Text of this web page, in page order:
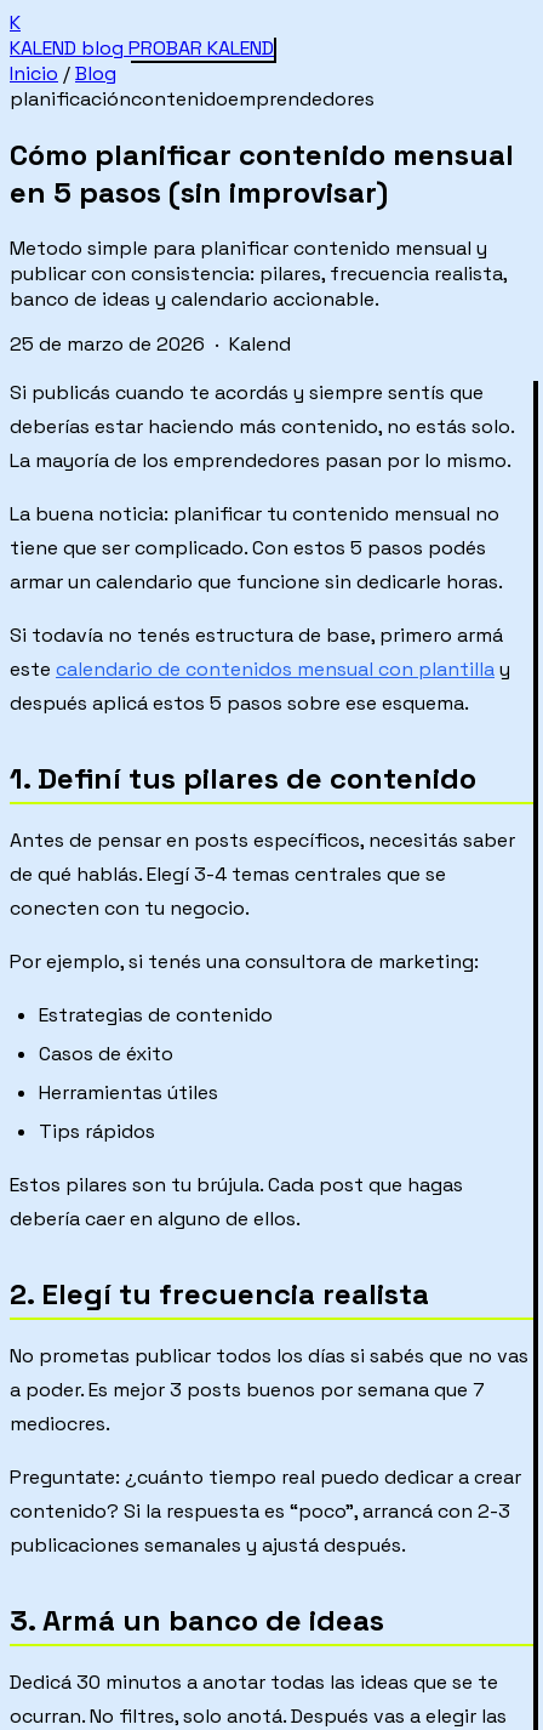
K
KALEND blog PROBAR KALEND
Inicio /Blog
planificacióncontenidoemprendedores
Cómo planificar contenido mensual
en 5 pasos (sin improvisar)
Metodo simple para planificar contenido mensual y
publicar con consistencia: pilares, frecuencia realista,
banco de ideas y calendario accionable.
25 de marzo de 2026 · Kalend
Si publicás cuando te acordás y siempre sentís que
deberías estar haciendo más contenido, no estás solo.
La mayoría de los emprendedores pasan por lo mismo.
La buena noticia: planificar tu contenido mensual no
tiene que ser complicado. Con estos 5 pasos podés
armar un calendario que funcione sin dedicarle horas.
Si todavía no tenés estructura de base, primero armá
este calendario de contenidos mensual con plantillay
después aplicá estos 5 pasos sobre ese esquema.
1. Definí tus pilares de contenido
Antes de pensar en posts específicos, necesitás saber
de qué hablás. Elegí 3-4 temas centrales que se
conecten con tu negocio.
Por ejemplo, si tenés una consultora de marketing:
Estrategias de contenido
Casos de éxito
Herramientas útiles
Tips rápidos
Estos pilares son tu brújula. Cada post que hagas
debería caer en alguno de ellos.
2. Elegí tu frecuencia realista
No prometas publicar todos los días si sabés que no vas
a poder. Es mejor 3 posts buenos por semana que 7
mediocres.
Preguntate: ¿cuánto tiempo real puedo dedicar a crear
contenido? Si la respuesta es “poco”, arrancá con 2-3
publicaciones semanales y ajustá después.
3. Armá un banco de ideas
Dedicá 30 minutos a anotar todas las ideas que se te
ocurran. No filtres, solo anotá. Después vas a elegir las